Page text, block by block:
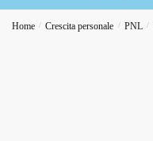
Home / Crescita personale / PNL /